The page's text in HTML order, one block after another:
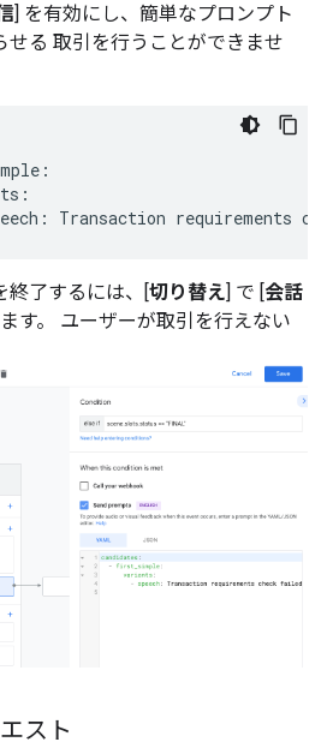
] を有効にし、簡単なプロンプト
せる 取引を行うことができませ
:
:
: Transaction requirements
終了するには、[切り替え] で [会話
す。 ユーザーが取引を行えない
スト